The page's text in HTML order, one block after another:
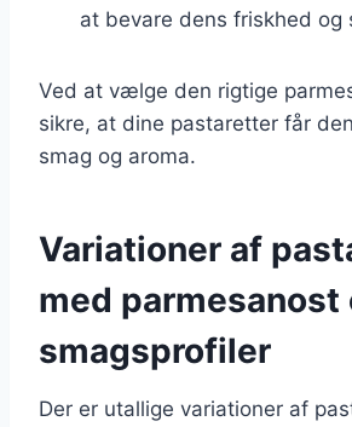
at bevare dens friskhed og
Ved at vælge den rigtige
sikre, at dine pastaretter får
smag og aroma.
Variationer af
med parmesanost
smagsprofiler
Der er utallige variationer af